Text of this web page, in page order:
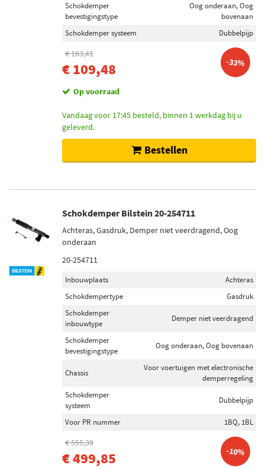
Schokdemper
bevestigingstype
Oog onderaan, Oog
bovenaan
Schokdemper systeem
Dubbelpijp
€ 163,41
€ 109,48 -33%
Op voorraad
Vandaag voor 17:45 besteld, binnen 1 werkdag bij u
geleverd.
Bestellen
Schokdemper Bilstein 20-254711
Achteras, Gasdruk, Demper niet veerdragend, Oog
onderaan
20-254711
Inbouwplaats
Achteras
Schokdempertype
Gasdruk
Schokdemper
inbouwtype
Demper niet veerdragend
Schokdemper
bevestigingstype
Oog onderaan, Oog bovenaan
Chassis
Voor voertuigen met electronische
demperregeling
Schokdemper
systeem
Dubbelpijp
Voor PR nummer 1BQ, 1BL
€ 555,39
€ 499,85 -10%